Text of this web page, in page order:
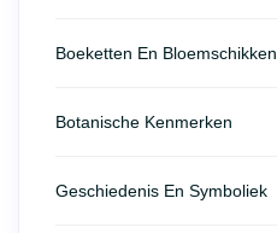
Boeketten En Bloemschikken
Botanische Kenmerken
Geschiedenis En Symboliek